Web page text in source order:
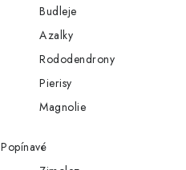
Budleje
Azalky
Rododendrony
Pierisy
Magnolie
Popínavé